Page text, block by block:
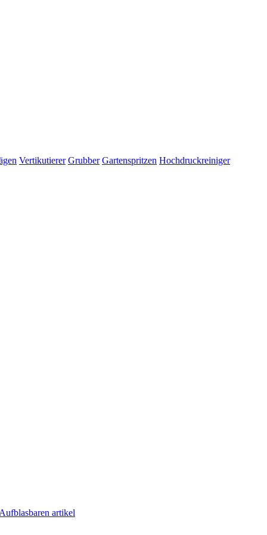
Vertikutierer Grubber Gartenspritzen Hochdruckreiniger
Aufblasbaren artikel